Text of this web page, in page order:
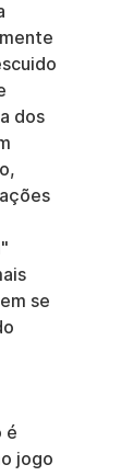
dos
se
é
jogo